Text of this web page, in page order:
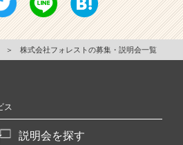
＞ 株式会社フォレストの募集・説明会一覧
ス
説明会を探す